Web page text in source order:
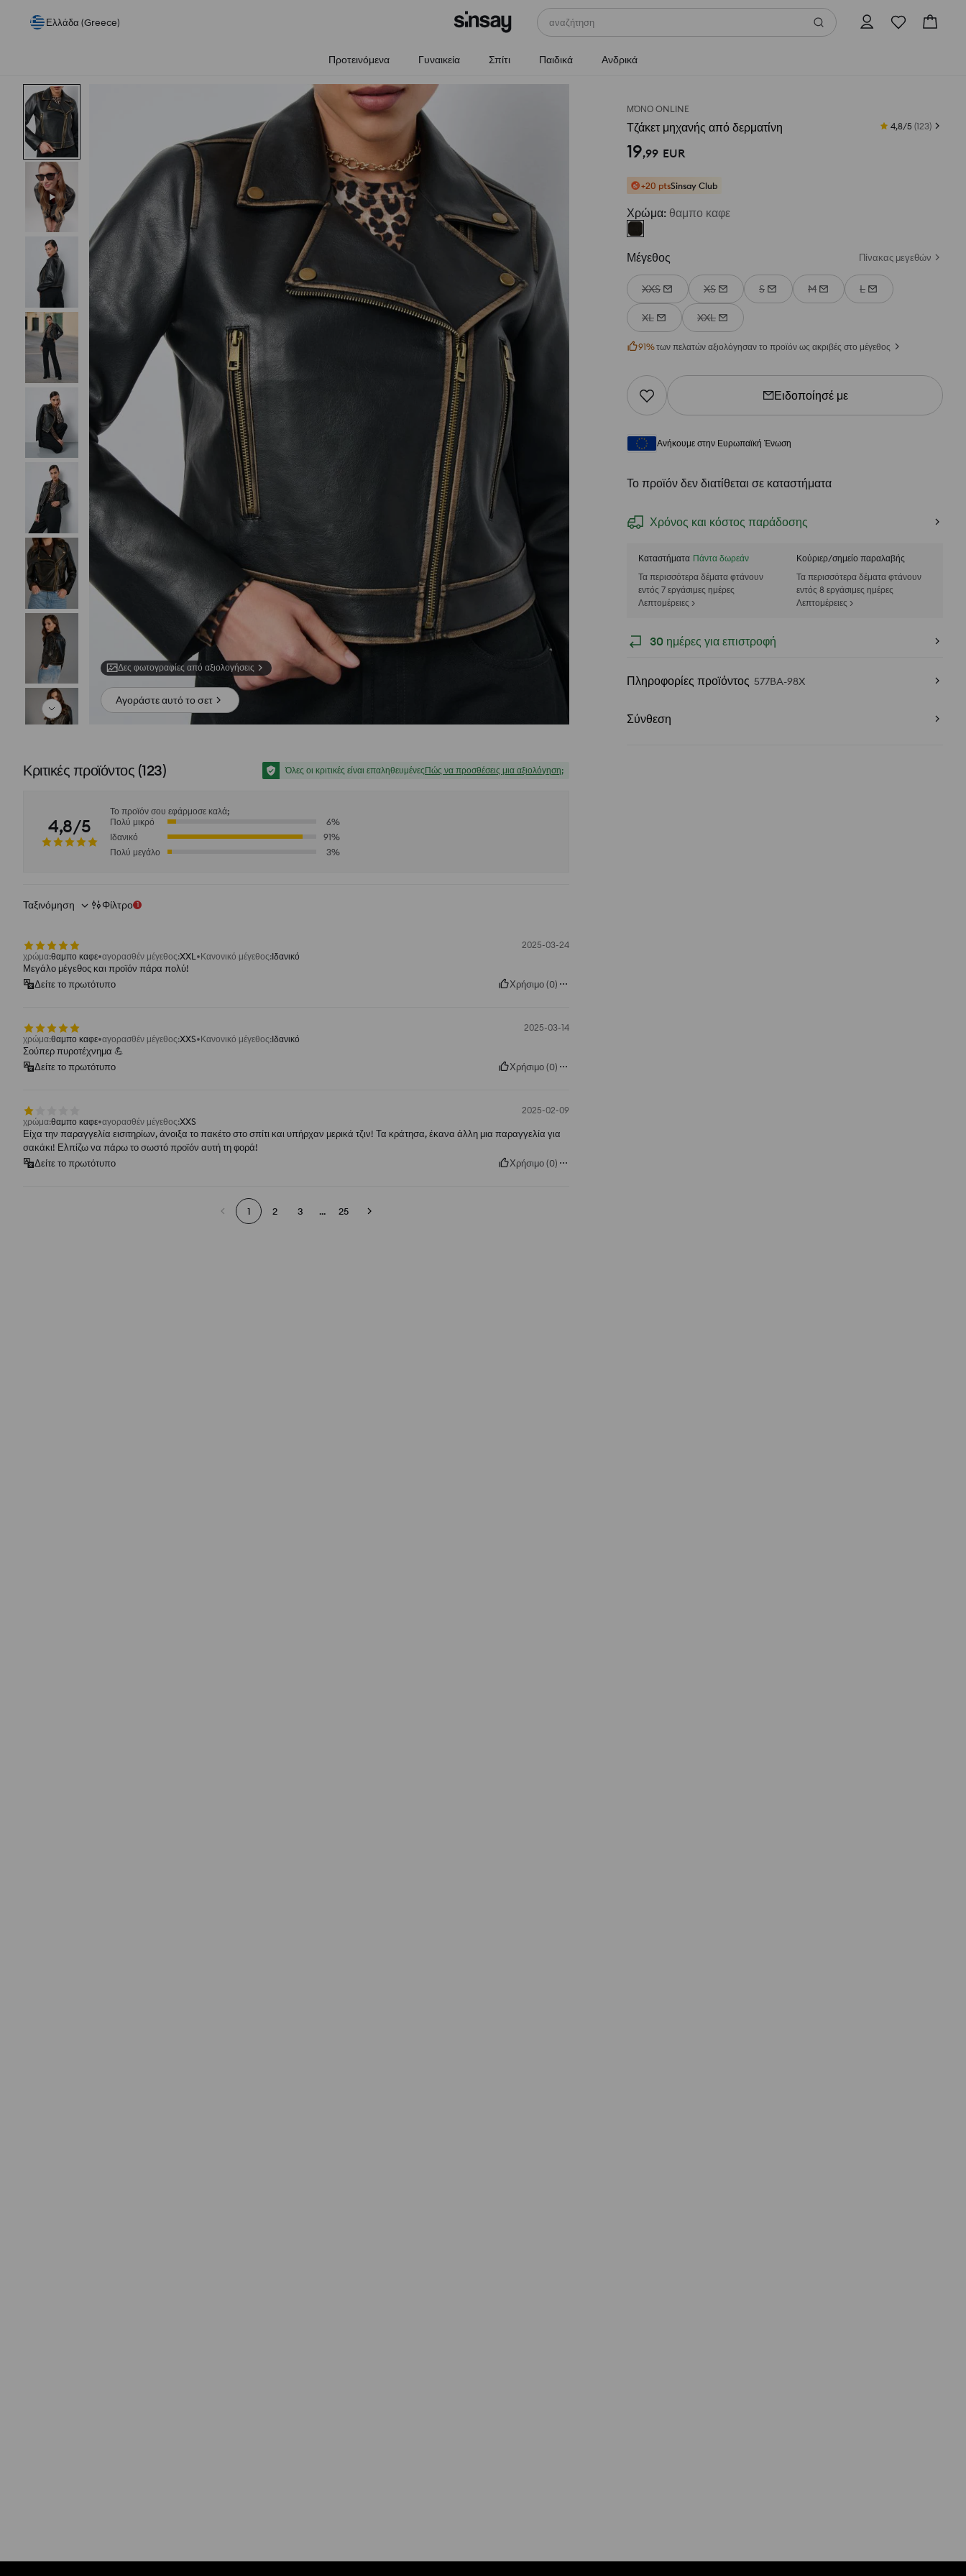
Ελλάδα (Greece) αναζήτηση
Προτεινόμενα Γυναικεία Σπίτι Παιδικά Ανδρικά
ΜΌΝΟ ONLINE
Τζάκετ μηχανής από δερματίνη 4,8/5 (123)
19,99 EUR
+20 ptsSinsay Club
Χρώμα: θαμπο καφε
Μέγεθος Πίνακας μεγεθών
XXS XS S M L
XL XXL
91%των πελατών αξιολόγησαν το προϊόν ως ακριβές στο μέγεθος
Ειδοποίησέ με
Ανήκουμε στην Ευρωπαϊκή Ένωση
Το προϊόν δεν διατίθεται σε καταστήματα
Χρόνος και κόστος παράδοσης
Καταστήματα Πάντα δωρεάν
Τα περισσότερα δέματα φτάνουν
εντός 7 εργάσιμες ημέρες
Λεπτομέρειες >
Κούριερ/σημείο παραλαβής
Τα περισσότερα δέματα φτάνουν
εντός 8 εργάσιμες ημέρες
Λεπτομέρειες >
30 ημέρες για επιστροφή
Πληροφορίες προϊόντος 577BA-98X
Σύνθεση
Δες φωτογραφίες από αξιολογήσεις
Αγοράστε αυτό το σετ
Κριτικές προϊόντος (123) Όλες οι κριτικές είναι επαληθευμένεςΠώς να προσθέσεις μια αξιολόγηση;
4,8/5
Το προϊόν σου εφάρμοσε καλά;
Πολύ μικρό
6%
Ιδανικό
91%
Πολύ μεγάλο
3%
Ταξινόμηση Φίλτρο 1
2025-03-24
χρώμα:θαμπο καφε αγορασθέν μέγεθος:XXL Κανονικό μέγεθος:Ιδανικό
Μεγάλο μέγεθος και προϊόν πάρα πολύ!
Δείτε το πρωτότυπο
Χρήσιμο(0)
2025-03-14
χρώμα:θαμπο καφε αγορασθέν μέγεθος:XXS Κανονικό μέγεθος:Ιδανικό
Σούπερ πυροτέχνημα 💪
Δείτε το πρωτότυπο
Χρήσιμο(0)
2025-02-09
χρώμα:θαμπο καφε αγορασθέν μέγεθος:XXS
Είχα την παραγγελία εισιτηρίων, άνοιξα το πακέτο στο σπίτι και υπήρχαν μερικά τζιν! Τα κράτησα, έκανα άλλη μια παραγγελία για
σακάκι! Ελπίζω να πάρω το σωστό προϊόν αυτή τη φορά!
Δείτε το πρωτότυπο
Χρήσιμο(0)
1 2 3 ... 25